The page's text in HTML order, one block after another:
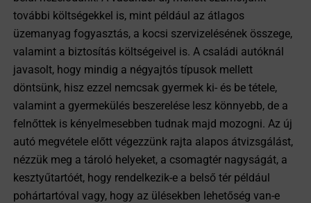
további költségekkel is, mint például az átlagos
üzemanyag fogyasztás, a kocsi szervizelésének összege,
valamint a biztosítás költségeivel is. A családi autóknál
javasolt, hogy mindig a négyajtós típusok mellett
döntsünk, hisz ezzel nemcsak gyermek ki- és be tétele,
valamint a gyermekülés beszerelése lesz könnyebb, de a
felnőttek is kényelmesebben tudnak majd mozogni. Az új
autó megvétele előtt végezzünk rajta alapos átvizsgálást,
nézzük meg a tároló helyeket, a csomagtér nagyságát, a
kesztyűtartóét, hogy rendelkezik-e a belső tér például
pohártartóval vagy, hogy az ülésekben lehetőség van-e